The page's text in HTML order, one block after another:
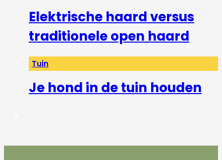
Elektrische haard versus
traditionele open haard
Tuin
Je hond in de tuin houden